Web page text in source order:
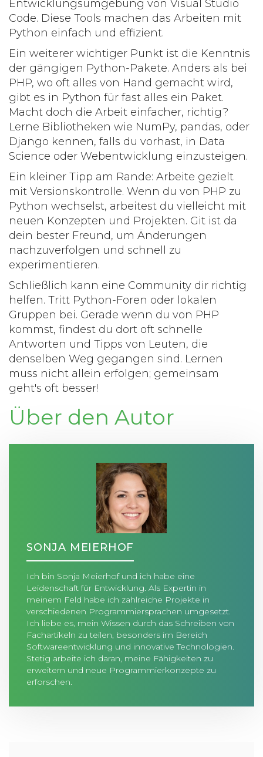
Entwicklungsumgebung von Visual Studio
Code. Diese Tools machen das Arbeiten mit
Python einfach und effizient.
Ein weiterer wichtiger Punkt ist die Kenntnis
der gängigen Python-Pakete. Anders als bei
PHP, wo oft alles von Hand gemacht wird,
gibt es in Python für fast alles ein Paket.
Macht doch die Arbeit einfacher, richtig?
Lerne Bibliotheken wie NumPy, pandas, oder
Django kennen, falls du vorhast, in Data
Science oder Webentwicklung einzusteigen.
Ein kleiner Tipp am Rande: Arbeite gezielt
mit Versionskontrolle. Wenn du von PHP zu
Python wechselst, arbeitest du vielleicht mit
neuen Konzepten und Projekten. Git ist da
dein bester Freund, um Änderungen
nachzuverfolgen und schnell zu
experimentieren.
Schließlich kann eine Community dir richtig
helfen. Tritt Python-Foren oder lokalen
Gruppen bei. Gerade wenn du von PHP
kommst, findest du dort oft schnelle
Antworten und Tipps von Leuten, die
denselben Weg gegangen sind. Lernen
muss nicht allein erfolgen; gemeinsam
geht's oft besser!
Über den Autor
SONJA MEIERHOF
Ich bin Sonja Meierhof und ich habe eine
Leidenschaft für Entwicklung. Als Expertin in
meinem Feld habe ich zahlreiche Projekte in
verschiedenen Programmiersprachen umgesetzt.
Ich liebe es, mein Wissen durch das Schreiben von
Fachartikeln zu teilen, besonders im Bereich
Softwareentwicklung und innovative Technologien.
Stetig arbeite ich daran, meine Fähigkeiten zu
erweitern und neue Programmierkonzepte zu
erforschen.